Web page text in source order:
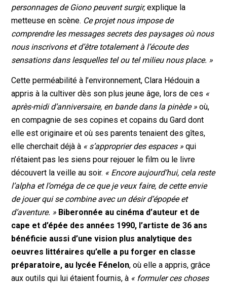
personnages de Giono peuvent surgir,explique la
metteuse en scène. Ce projet nous impose de
comprendre les messages secrets des paysages où nous
nous inscrivons et d’être totalement à l’écoute des
sensations dans lesquelles tel ou tel milieu nous place. »
Cette perméabilité à l’environnement, Clara Hédouin a
appris à la cultiver dès son plus jeune âge, lors de ces «
après-midi d’anniversaire, en bande dans la pinède » où,
en compagnie de ses copines et copains du Gard dont
elle est originaire et où ses parents tenaient des gîtes,
elle cherchait déjà à « s’approprier des espaces » qui
n’étaient pas les siens pour rejouer le film ou le livre
découvert la veille au soir. « Encore aujourd’hui, cela reste
l’alpha et l’oméga de ce que je veux faire, de cette envie
de jouer qui se combine avec un désir d’épopée et
d’aventure. » Biberonnée au cinéma d’auteur et de
cape et d’épée des années 1990, l’artiste de 36 ans
bénéficie aussi d’une vision plus analytique des
oeuvres littéraires qu’elle a pu forger en classe
préparatoire, au lycée Fénelon, où elle a appris, grâce
aux outils qui lui étaient fournis, à « formuler ces choses